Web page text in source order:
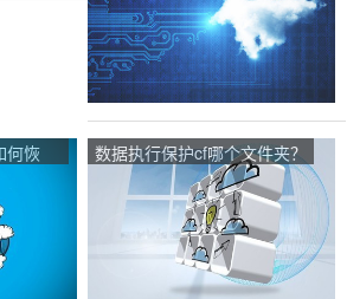
何恢
数据执行保护cf哪个文件夹？